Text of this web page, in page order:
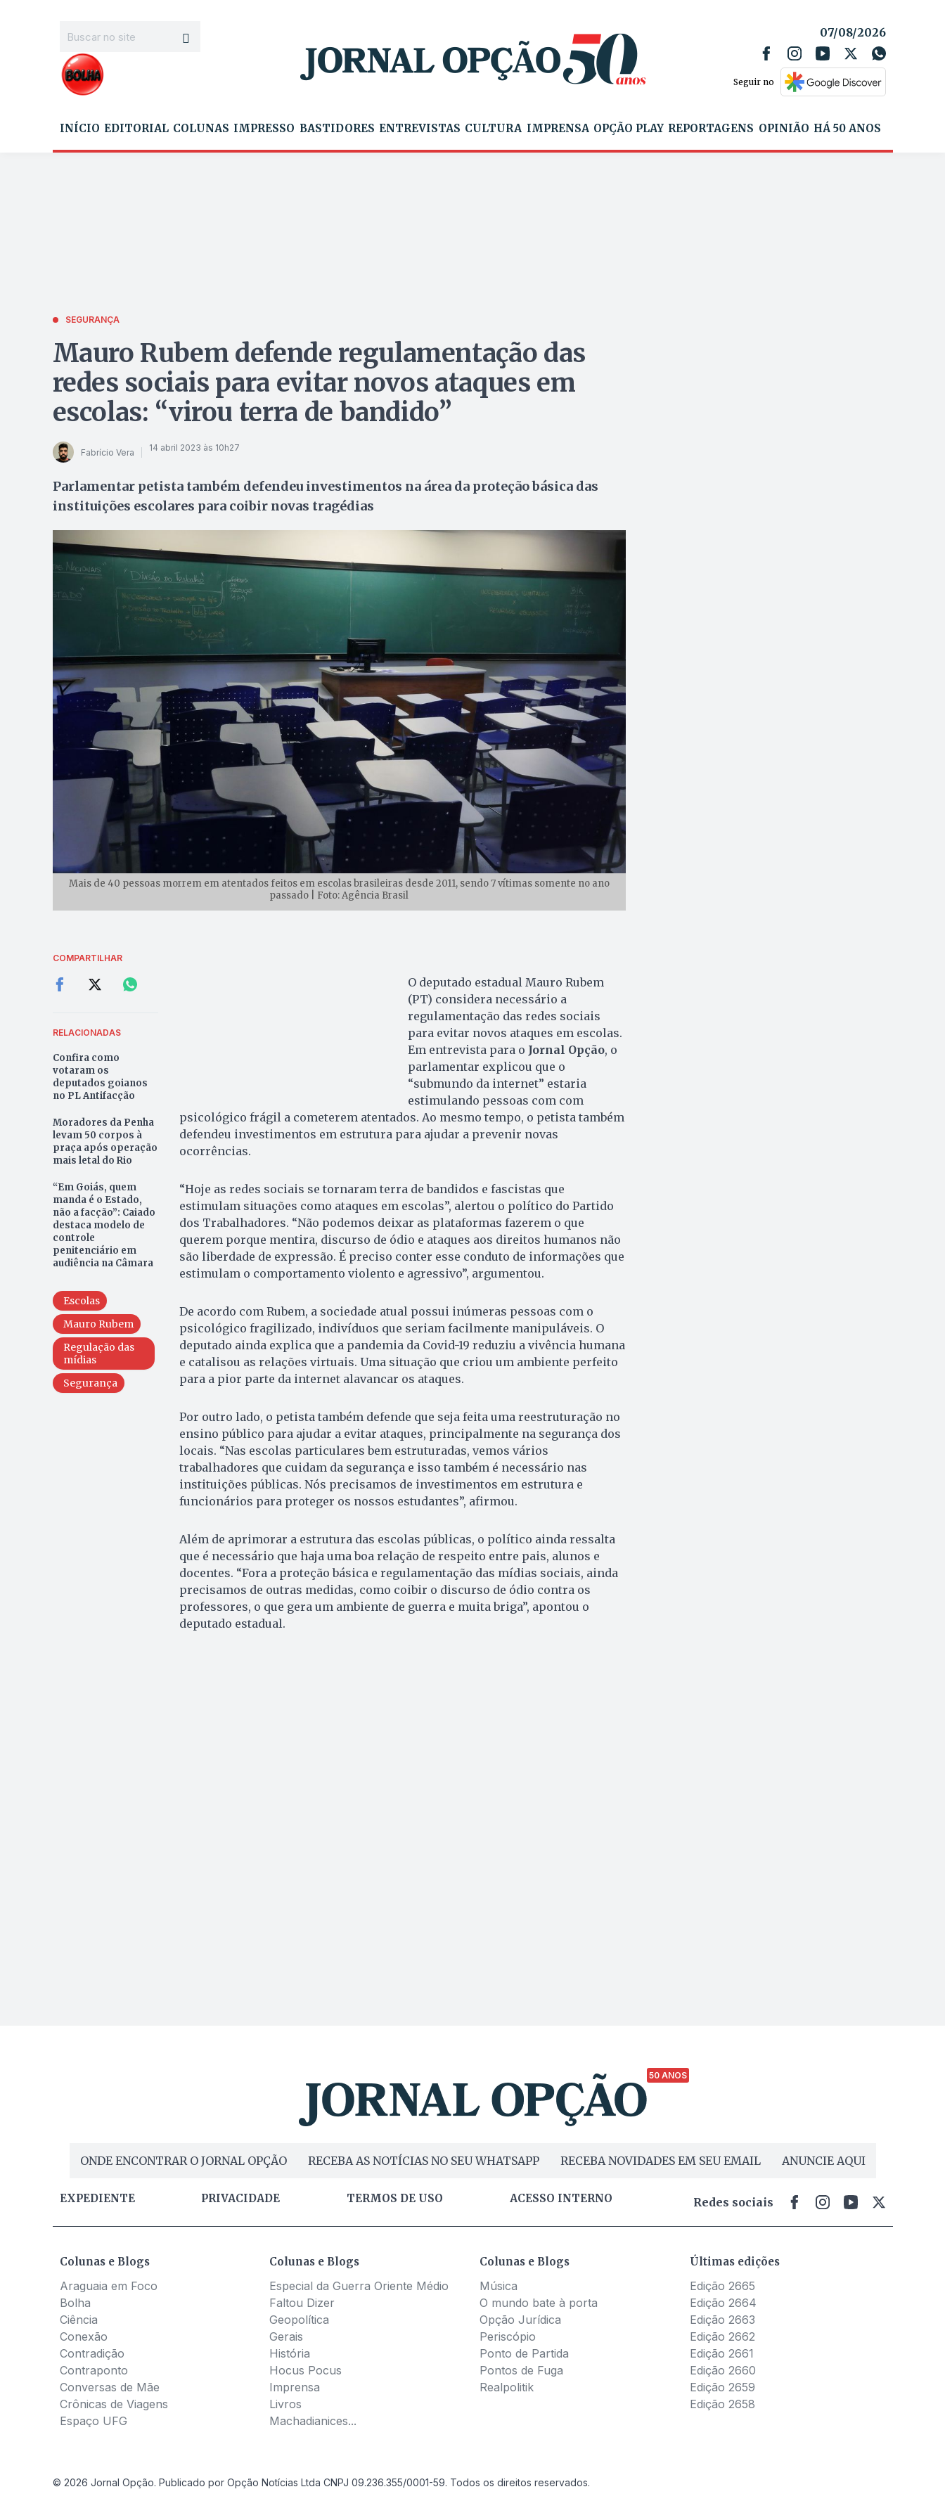
07/08/2026
Seguir no
INÍCIO EDITORIAL COLUNAS IMPRESSO BASTIDORES ENTREVISTAS CULTURA IMPRENSA OPÇÃO PLAY REPORTAGENS OPINIÃO HÁ 50 ANOS
SEGURANÇA
Mauro Rubem defende regulamentação das
redes sociais para evitar novos ataques em
escolas: “virou terra de bandido”
Fabrício Vera 14 abril 2023 às 10h27
Parlamentar petista também defendeu investimentos na área da proteção básica das
instituições escolares para coibir novas tragédias
Mais de 40 pessoas morrem em atentados feitos em escolas brasileiras desde 2011, sendo 7 vítimas somente no ano
passado | Foto: Agência Brasil
COMPARTILHAR
RELACIONADAS
Confira como
votaram os
deputados goianos
no PL Antifacção
Moradores da Penha
levam 50 corpos à
praça após operação
mais letal do Rio
“Em Goiás, quem
manda é o Estado,
não a facção”: Caiado
destaca modelo de
controle
penitenciário em
audiência na Câmara
Escolas
Mauro Rubem
Regulação das
mídias
Segurança
O deputado estadual Mauro Rubem
(PT) considera necessário a
regulamentação das redes sociais
para evitar novos ataques em escolas.
Em entrevista para o Jornal Opção, o
parlamentar explicou que o
“submundo da internet” estaria
estimulando pessoas com com
psicológico frágil a cometerem atentados. Ao mesmo tempo, o petista também
defendeu investimentos em estrutura para ajudar a prevenir novas
ocorrências.
“Hoje as redes sociais se tornaram terra de bandidos e fascistas que
estimulam situações como ataques em escolas”, alertou o político do Partido
dos Trabalhadores. “Não podemos deixar as plataformas fazerem o que
querem porque mentira, discurso de ódio e ataques aos direitos humanos não
são liberdade de expressão. É preciso conter esse conduto de informações que
estimulam o comportamento violento e agressivo”, argumentou.
De acordo com Rubem, a sociedade atual possui inúmeras pessoas com o
psicológico fragilizado, indivíduos que seriam facilmente manipuláveis. O
deputado ainda explica que a pandemia da Covid-19 reduziu a vivência humana
e catalisou as relações virtuais. Uma situação que criou um ambiente perfeito
para a pior parte da internet alavancar os ataques.
Por outro lado, o petista também defende que seja feita uma reestruturação no
ensino público para ajudar a evitar ataques, principalmente na segurança dos
locais. “Nas escolas particulares bem estruturadas, vemos vários
trabalhadores que cuidam da segurança e isso também é necessário nas
instituições públicas. Nós precisamos de investimentos em estrutura e
funcionários para proteger os nossos estudantes”, afirmou.
Além de aprimorar a estrutura das escolas públicas, o político ainda ressalta
que é necessário que haja uma boa relação de respeito entre pais, alunos e
docentes. “Fora a proteção básica e regulamentação das mídias sociais, ainda
precisamos de outras medidas, como coibir o discurso de ódio contra os
professores, o que gera um ambiente de guerra e muita briga”, apontou o
deputado estadual.
50 ANOS
ONDE ENCONTRAR O JORNAL OPÇÃO RECEBA AS NOTÍCIAS NO SEU WHATSAPP RECEBA NOVIDADES EM SEU EMAIL ANUNCIE AQUI
EXPEDIENTE PRIVACIDADE TERMOS DE USO ACESSO INTERNO Redes sociais
Colunas e Blogs
Araguaia em Foco
Bolha
Ciência
Conexão
Contradição
Contraponto
Conversas de Mãe
Crônicas de Viagens
Espaço UFG
Colunas e Blogs
Especial da Guerra Oriente Médio
Faltou Dizer
Geopolítica
Gerais
História
Hocus Pocus
Imprensa
Livros
Machadianices...
Colunas e Blogs
Música
O mundo bate à porta
Opção Jurídica
Periscópio
Ponto de Partida
Pontos de Fuga
Realpolitik
Últimas edições
Edição 2665
Edição 2664
Edição 2663
Edição 2662
Edição 2661
Edição 2660
Edição 2659
Edição 2658
© 2026 Jornal Opção. Publicado por Opção Notícias Ltda CNPJ 09.236.355/0001-59. Todos os direitos reservados.